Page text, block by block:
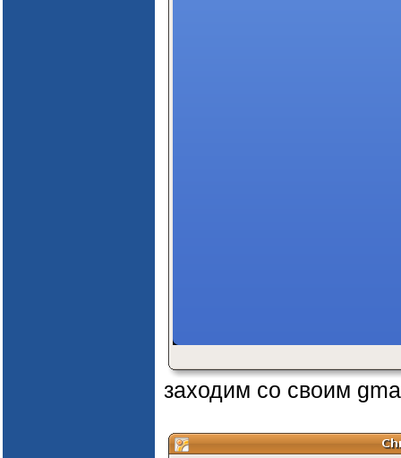
заходим со своим